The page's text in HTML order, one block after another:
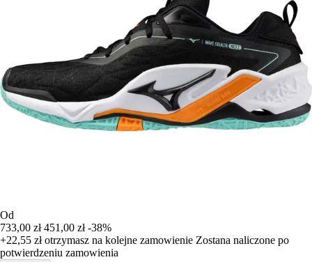
Od
733,00 zł 451,00 zł -38%
+22,55 złotrzymasz na kolejne zamowienie Zostana naliczone po
potwierdzeniu zamowienia